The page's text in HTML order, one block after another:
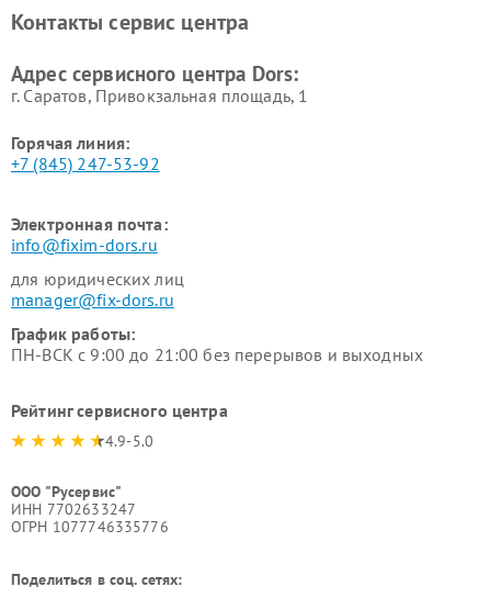
Контакты сервис центра
Адрес сервисного центра Dors:
г. Саратов, Привокзальная площадь, 1
Горячая линия:
+7 (845) 247-53-92
Электронная почта:
info@fixim-dors.ru
для юридических лиц
manager@fix-dors.ru
График работы:
ПН-ВСК с 9:00 до 21:00 без перерывов и выходных
Рейтинг сервисного центра
4.9-5.0
ООО "Русервис"
ИНН 7702633247
ОГРН 1077746335776
Поделиться в соц. сетях: